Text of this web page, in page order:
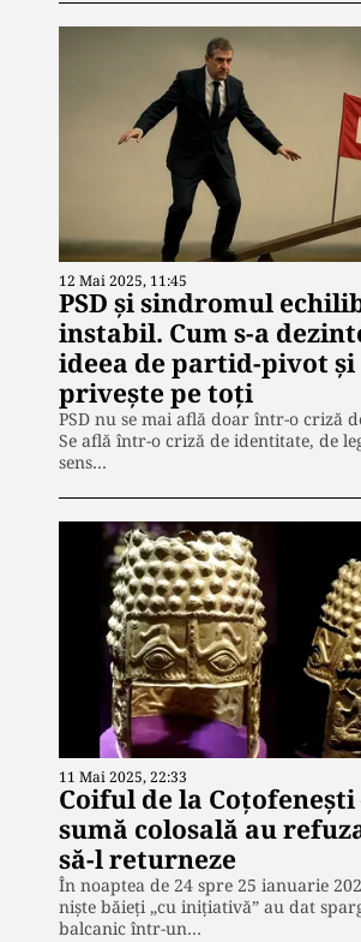
12 Mai 2025, 11:45
PSD și sindromul
instabil. Cum s-a
ideea de partid-pivot și
privește pe toți
PSD nu se mai află doar într-o criză
Se află într-o criză de identitate, de
sens…
11 Mai 2025, 22:33
Coiful de la Coțofenești
sumă colosală au
să-l returneze
În noaptea de 24 spre 25 ianuarie
niște băieți „cu inițiativă” au dat
balcanic într-un…